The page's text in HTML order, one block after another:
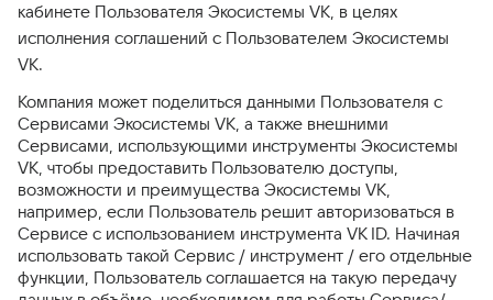
кабинете Пользователя Экосистемы VK, в целях
исполнения соглашений с Пользователем Экосистемы
VK.
Компания может поделиться данными Пользователя с
Сервисами Экосистемы VK, а также внешними
Сервисами, использующими инструменты Экосистемы
VK, чтобы предоставить Пользователю доступы,
возможности и преимущества Экосистемы VK,
например, если Пользователь решит авторизоваться в
Сервисе с использованием инструмента VK ID. Начиная
использовать такой Сервис / инструмент / его отдельные
функции, Пользователь соглашается на такую передачу